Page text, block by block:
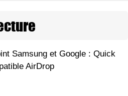
Samsung et Google : Quick
AirDrop